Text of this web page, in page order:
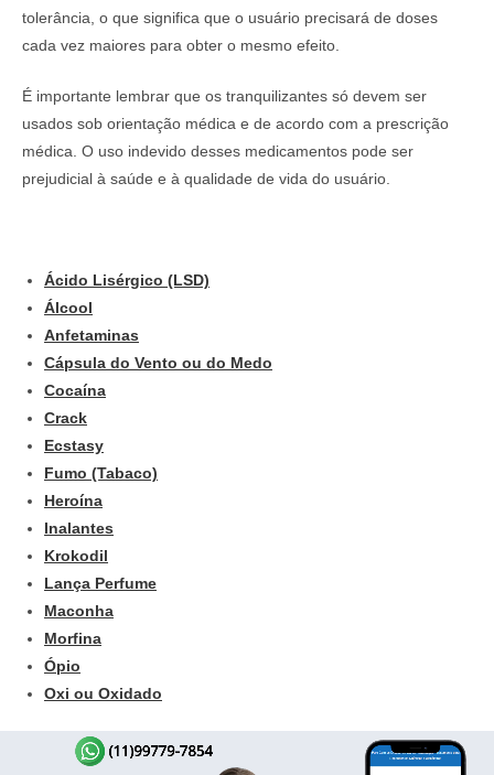
tolerância, o que significa que o usuário precisará de doses
cada vez maiores para obter o mesmo efeito.
É importante lembrar que os tranquilizantes só devem ser
usados sob orientação médica e de acordo com a prescrição
médica. O uso indevido desses medicamentos pode ser
prejudicial à saúde e à qualidade de vida do usuário.
Ácido Lisérgico (LSD)
Álcool
Anfetaminas
Cápsula do Vento ou do Medo
Cocaína
Crack
Ecstasy
Fumo (Tabaco)
Heroína
Inalantes
Krokodil
Lança Perfume
Maconha
Morfina
Ópio
Oxi ou Oxidado